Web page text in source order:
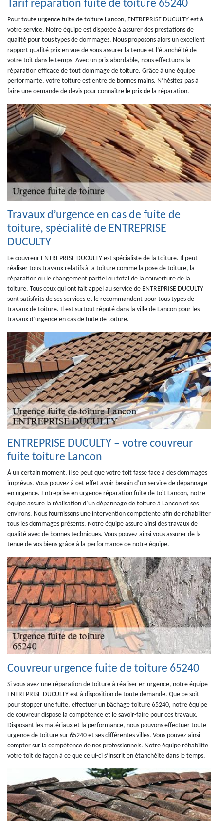
Tarif réparation fuite de toiture 65240
Pour toute urgence fuite de toiture Lancon, ENTREPRISE DUCULTY est à
votre service. Notre équipe est disposée à assurer des prestations de
qualité pour tous types de dommages. Nous proposons alors un excellent
rapport qualité prix en vue de vous assurer la tenue et l’étanchéité de
votre toit dans le temps. Avec un prix abordable, nous effectuons la
réparation efficace de tout dommage de toiture. Grâce à une équipe
performante, votre toiture est entre de bonnes mains. N’hésitez pas à
faire une demande de devis pour connaître le prix de la réparation.
Travaux d’urgence en cas de fuite de
toiture, spécialité de ENTREPRISE
DUCULTY
Le couvreur ENTREPRISE DUCULTY est spécialiste de la toiture. Il peut
réaliser tous travaux relatifs à la toiture comme la pose de toiture, la
réparation ou le changement partiel ou total de la couverture de la
toiture. Tous ceux qui ont fait appel au service de ENTREPRISE DUCULTY
sont satisfaits de ses services et le recommandent pour tous types de
travaux de toiture. Il est surtout réputé dans la ville de Lancon pour les
travaux d’urgence en cas de fuite de toiture.
ENTREPRISE DUCULTY – votre couvreur
fuite toiture Lancon
À un certain moment, il se peut que votre toit fasse face à des dommages
imprévus. Vous pouvez à cet effet avoir besoin d’un service de dépannage
en urgence. Entreprise en urgence réparation fuite de toit Lancon, notre
équipe assure la réalisation d’un dépannage de toiture à Lancon et ses
environs. Nous fournissons une intervention compétente afin de réhabiliter
tous les dommages présents. Notre équipe assure ainsi des travaux de
qualité avec de bonnes techniques. Vous pouvez ainsi vous assurer de la
tenue de vos biens grâce à la performance de notre équipe.
Couvreur urgence fuite de toiture 65240
Si vous avez une réparation de toiture à réaliser en urgence, notre équipe
ENTREPRISE DUCULTY est à disposition de toute demande. Que ce soit
pour stopper une fuite, effectuer un bâchage toiture 65240, notre équipe
de couvreur dispose la compétence et le savoir-faire pour ces travaux.
Disposant les matériaux et la performance, nous pouvons effectuer toute
urgence de toiture sur 65240 et ses différentes villes. Vous pouvez ainsi
compter sur la compétence de nos professionnels. Notre équipe réhabilite
votre toit de façon à ce que celui-ci s’inscrit en étanchéité dans le temps.